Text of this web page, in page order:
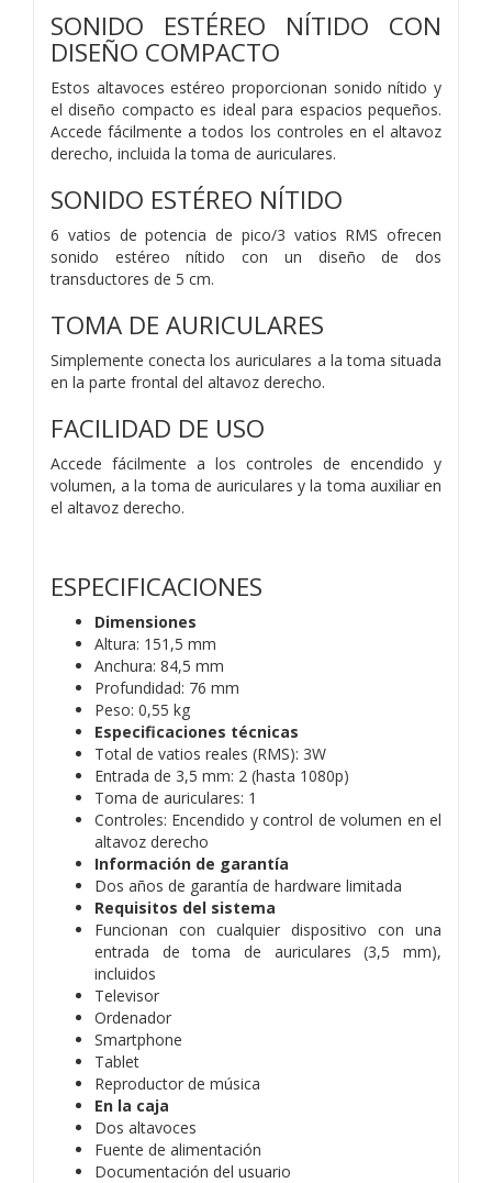
SONIDO ESTÉREO NÍTIDO CON
DISEÑO COMPACTO
Estos altavoces estéreo proporcionan sonido nítido y
el diseño compacto es ideal para espacios pequeños.
Accede fácilmente a todos los controles en el altavoz
derecho, incluida la toma de auriculares.
SONIDO ESTÉREO NÍTIDO
6 vatios de potencia de pico/3 vatios RMS ofrecen
sonido estéreo nítido con un diseño de dos
transductores de 5 cm.
TOMA DE AURICULARES
Simplemente conecta los auriculares a la toma situada
en la parte frontal del altavoz derecho.
FACILIDAD DE USO
Accede fácilmente a los controles de encendido y
volumen, a la toma de auriculares y la toma auxiliar en
el altavoz derecho.
ESPECIFICACIONES
Dimensiones
Altura: 151,5 mm
Anchura: 84,5 mm
Profundidad: 76 mm
Peso: 0,55 kg
Especificaciones técnicas
Total de vatios reales (RMS): 3W
Entrada de 3,5 mm: 2 (hasta 1080p)
Toma de auriculares: 1
Controles: Encendido y control de volumen en el
altavoz derecho
Información de garantía
Dos años de garantía de hardware limitada
Requisitos del sistema
Funcionan con cualquier dispositivo con una
entrada de toma de auriculares (3,5 mm),
incluidos
Televisor
Ordenador
Smartphone
Tablet
Reproductor de música
En la caja
Dos altavoces
Fuente de alimentación
Documentación del usuario